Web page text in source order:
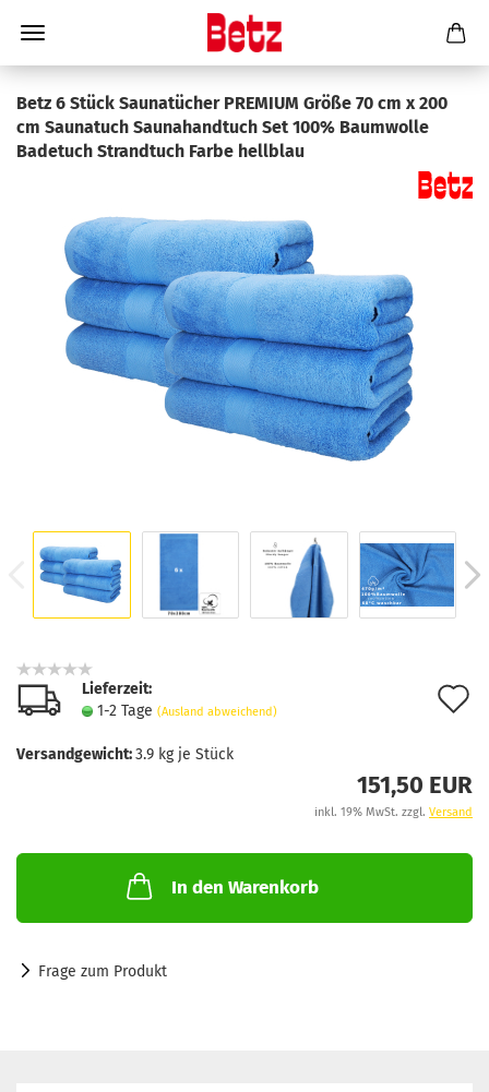
Betz 6 Stück Saunatücher PREMIUM Größe 70 cm x 200
cm Saunatuch Saunahandtuch Set 100% Baumwolle
Badetuch Strandtuch Farbe hellblau
Lieferzeit:
1-2 Tage (Ausland abweichend)
Versandgewicht:3.9 kg je Stück
151,50 EUR
inkl. 19% MwSt. zzgl. Versand
In den Warenkorb
Frage zum Produkt